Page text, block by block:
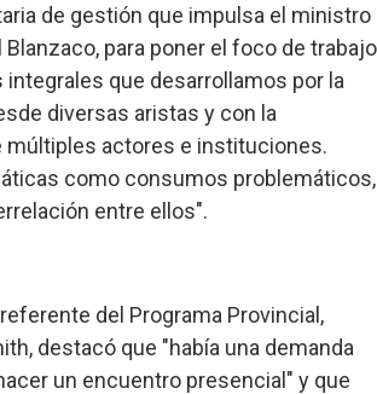
de gestión que impulsa el ministro
Blanzaco, para poner el foco de trabajo
integrales que desarrollamos por la
diversas aristas y con la
múltiples actores e instituciones.
como consumos problemáticos,
entre ellos".
del Programa Provincial,
destacó que "había una demanda
un encuentro presencial" y que